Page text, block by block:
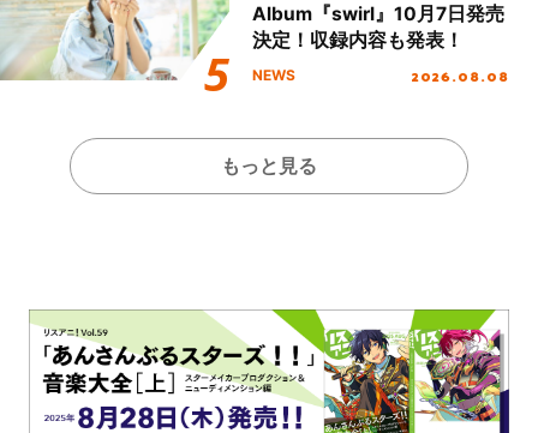
Album『swirl』10月7日発売
決定！収録内容も発表！
NEWS 2026.08.08
もっと見る